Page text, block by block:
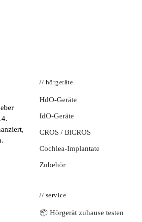
// hörgeräte
HdO-Geräte
IdO-Geräte
CROS / BiCROS
Cochlea-Implantate
Zubehör
// service
📦 Hörgerät zuhause testen